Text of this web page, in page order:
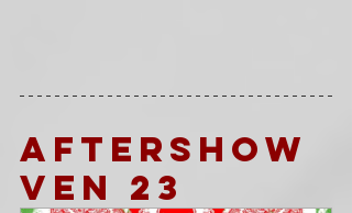
AFTERSHOW
VEN 23